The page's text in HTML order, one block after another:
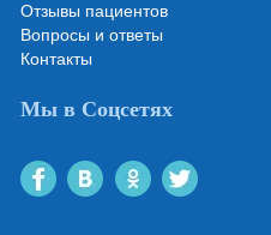
Отзывы пациентов
Вопросы и ответы
Контакты
Мы в Соцсетях